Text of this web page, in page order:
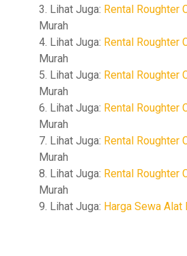
3. Lihat Juga: Rental Roughter
Murah
4. Lihat Juga: Rental Roughter
Murah
5. Lihat Juga: Rental Roughter
Murah
6. Lihat Juga: Rental Roughter
Murah
7. Lihat Juga: Rental Roughter
Murah
8. Lihat Juga: Rental Roughter
Murah
9. Lihat Juga: Harga Sewa Alat